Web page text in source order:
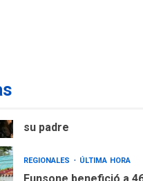
su padre
ÚLTIMA HORA
Funsone benefició a 46